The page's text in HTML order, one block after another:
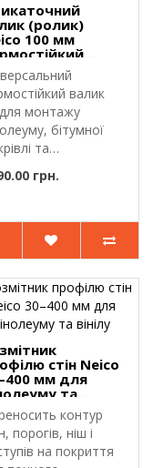
(ролик)
100 мм
валик
монтажу
бітумної
та
грн.
стін Neico
мм для
та
контур
порогів, ніш і
на покриття